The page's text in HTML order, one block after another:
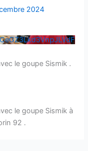
2024
le goupe Sismik .
le goupe Sismik à
92 .